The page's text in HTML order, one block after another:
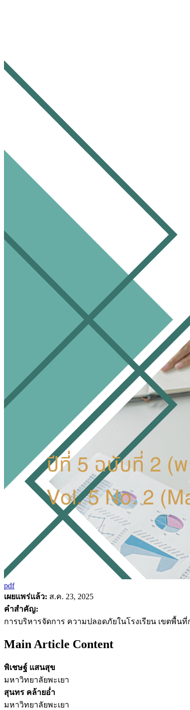
pdf
เผยแพร่แล้ว: ส.ค. 23, 2025
คำสำคัญ:
การบริหารจัดการ ความปลอดภัยในโรงเรียน เขตพื้น
Main Article Content
พิเชษฐ์ แสนสุข
มหาวิทยาลัยพะเยา
สุนทร คล้ายอ่ำ
มหาวิทยาลัยพะเยา